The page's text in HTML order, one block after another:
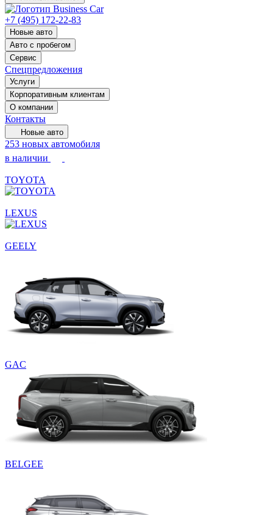
+7 (495) 172-22-83
Новые авто
Авто с пробегом
Сервис
Спецпредложения
Услуги
Корпоративным клиентам
О компании
Контакты
Новые авто
253 новых автомобиля
в наличии
TOYOTA
LEXUS
GEELY
GAC
BELGEE